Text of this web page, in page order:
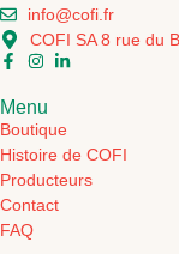
info@cofi.fr
COFI SA 8 rue du
Menu
Boutique
Histoire de COFI
Producteurs
Contact
FAQ